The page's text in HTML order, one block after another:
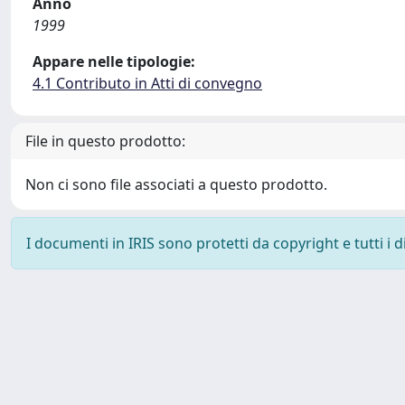
1999
Appare nelle tipologie:
4.1 Contributo in Atti di convegno
File in questo prodotto:
Non ci sono file associati a questo prodotto.
I documenti in IRIS sono protetti da copyright e tutti i